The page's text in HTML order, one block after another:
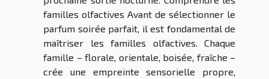
familles olfactives Avant de sélectionner le
parfum soirée parfait, il est fondamental de
maîtriser les familles olfactives. Chaque
famille – florale, orientale, boisée, fraîche –
crée une empreinte sensorielle propre,